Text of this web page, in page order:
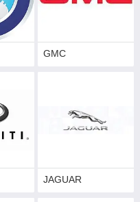
GMC
JAGUAR